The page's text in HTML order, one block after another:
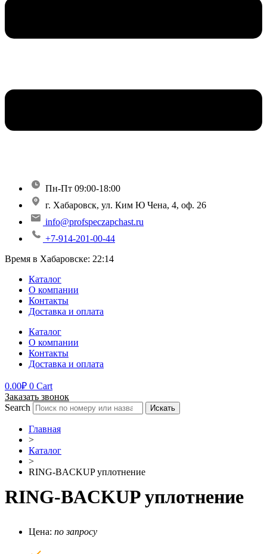
Пн-Пт 09:00-18:00
г. Хабаровск, ул. Ким Ю Чена, 4, оф. 26
info@profspeczapchast.ru
+7-914-201-00-44
Время в Хабаровске: 22:14
Каталог
О компании
Контакты
Доставка и оплата
Каталог
О компании
Контакты
Доставка и оплата
0.00₽ 0 Cart
Заказать звонок
Search
Искать
Главная
>
Каталог
>
RING-BACKUP уплотнение
RING-BACKUP уплотнение
Цена: по запросу